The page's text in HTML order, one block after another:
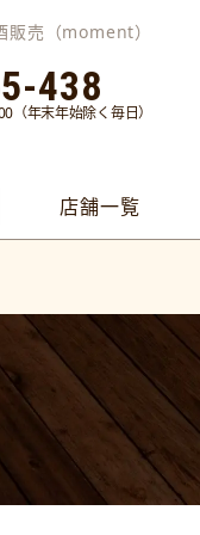
販売（moment）
438
（年末年始除く毎日）
店舗一覧